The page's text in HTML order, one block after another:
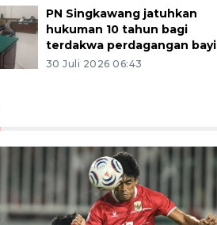
PN Singkawang jatuhkan
hukuman 10 tahun bagi
terdakwa perdagangan bayi
30 Juli 2026 06:43